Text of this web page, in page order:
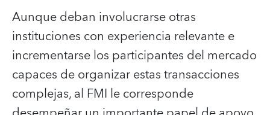
Aunque deban involucrarse otras
instituciones con experiencia relevante e
incrementarse los participantes del mercado
capaces de organizar estas transacciones
complejas, al FMI le corresponde